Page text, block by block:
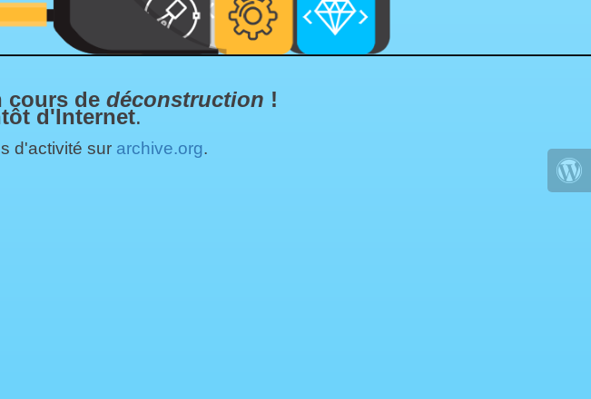
cours de déconstruction !
d'Internet.
d'activité sur archive.org.